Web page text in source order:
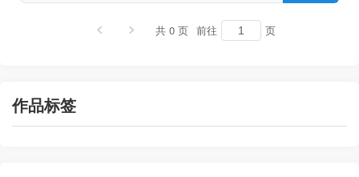
共 0 页 前往 页
作品标签